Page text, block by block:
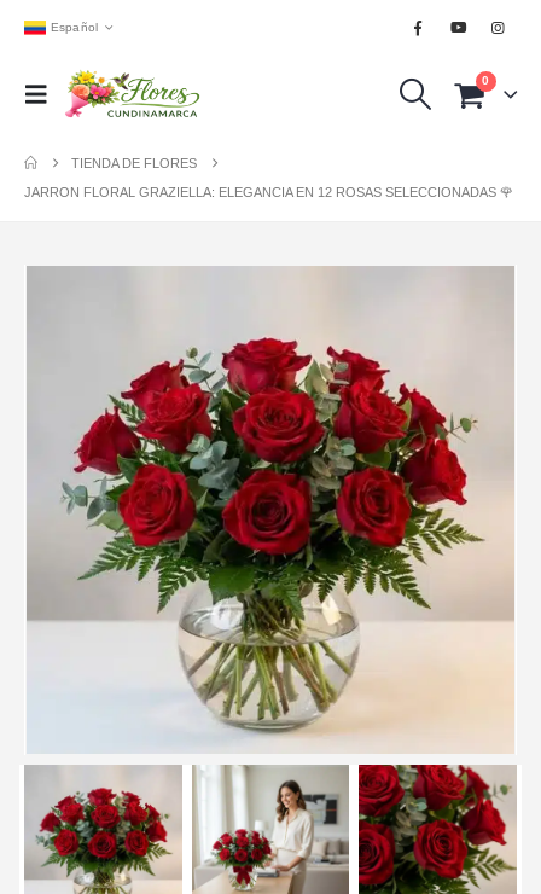
Español
0
TIENDA DE FLORES
JARRON FLORAL GRAZIELLA: ELEGANCIA EN 12 ROSAS SELECCIONADAS 🌹